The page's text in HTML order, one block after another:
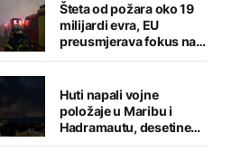
Šteta od požara oko 19
milijardi evra, EU
preusmjerava fokus na
prevenciju
Huti napali vojne
položaje u Maribu i
Hadramautu, desetine
stradalih